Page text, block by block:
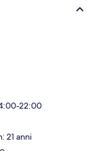
22:00
21 anni